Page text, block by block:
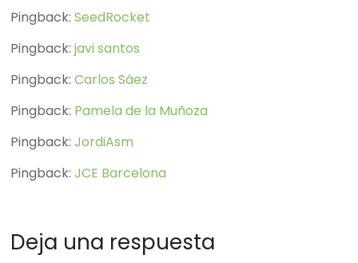
Pingback:SeedRocket
Pingback:javi santos
Pingback:Carlos Sáez
Pingback: Pamela de la Muñoza
Pingback:JordiAsm
Pingback:JCE Barcelona
Deja una respuesta